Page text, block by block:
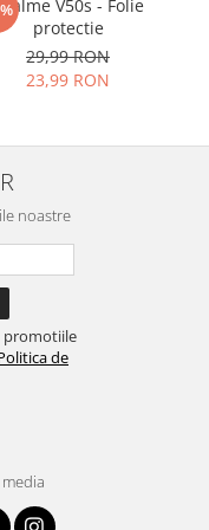
caNU SE
cioburi
la
ci si
9H la
un aspect
pe timp
V50s - Folie
protectie
29,99 RON
23,99 RON
noastre
promotiile
de